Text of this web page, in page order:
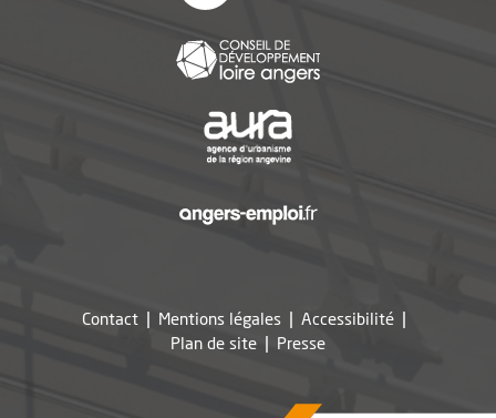
Contact Mentions légales
Accessibilité
Plan de site
Presse, Ouvre une nouvelle